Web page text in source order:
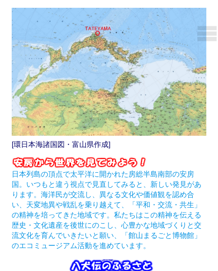
[環日本海諸国図・富山県作成]
日本列島の頂点で太平洋に開かれた房総半島南部の安房
国。いつもと違う視点で見直してみると、新しい発見があ
ります。海洋民が交流し、異なる文化や価値観を認め合
い、天変地異や戦乱を乗り越えて、「平和・交流・共生」
の精神を培ってきた地域です。私たちはこの精神を伝える
歴史・文化遺産を後世にのこし、心豊かな地域づくりと交
流文化を育んでいきたいと願い、「館山まるごと博物館」
のエコミュージアム活動を進めています。